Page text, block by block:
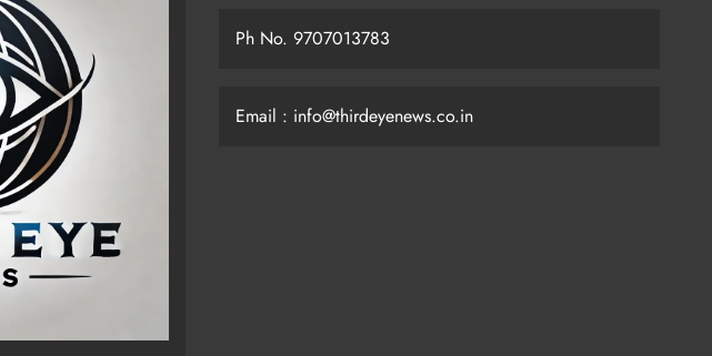
Ph No. 9707013783
Email : info@thirdeyenews.co.in